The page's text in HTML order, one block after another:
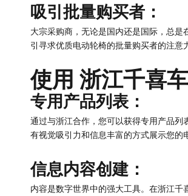
吸引批量购买者：
大宗采购商，无论是国内还是国际，总
引寻求优质电动轮椅的批量购买者的注意
使用 浙江千喜
专用产品列表：
通过与浙江合作，您可以获得专用产品
有视觉吸引力和信息丰富的方式展示您的
信息内容创建：
内容是数字世界中的强大工具。在浙江